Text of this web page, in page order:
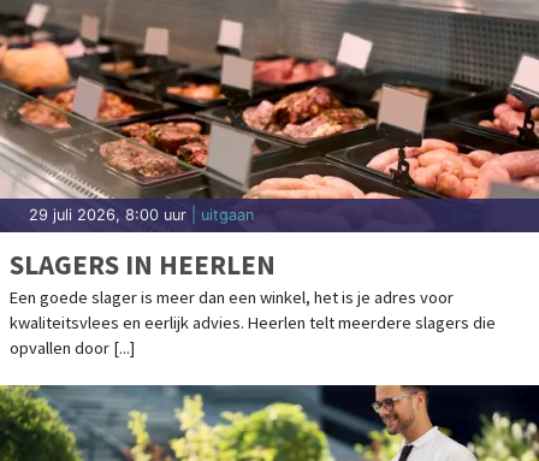
29 juli 2026, 8:00 uur | uitgaan
SLAGERS IN HEERLEN
Een goede slager is meer dan een winkel, het is je adres voor
kwaliteitsvlees en eerlijk advies. Heerlen telt meerdere slagers die
opvallen door [...]